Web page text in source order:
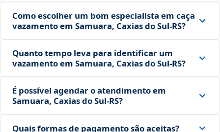
Como escolher um bom especialista em caça
vazamento em Samuara, Caxias do Sul‑RS?
Quanto tempo leva para identificar um
vazamento em Samuara, Caxias do Sul‑RS?
É possível agendar o atendimento em
Samuara, Caxias do Sul‑RS?
Quais formas de pagamento são aceitas?